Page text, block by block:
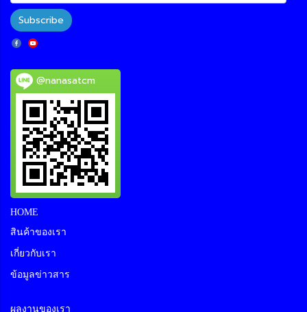
Subscribe
@nanasatcm
HOME
สินค้าของเรา
เกี่ยวกับเรา
ข้อมูลข่าวสาร
ผลงานของเรา